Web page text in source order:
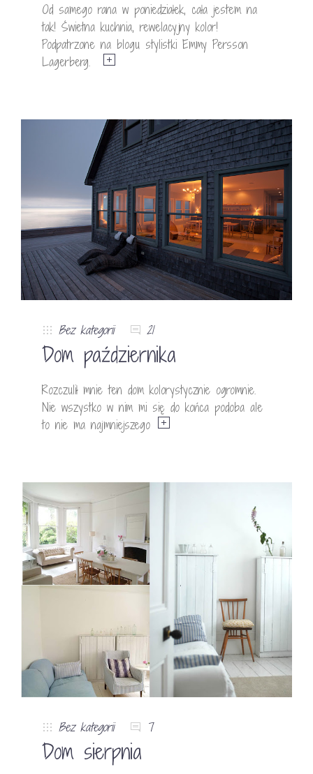
Od samego rana w poniedziałek, cała jestem na
tak! Świetna kuchnia, rewelacyjny kolor!
Podpatrzone na blogu stylistki Emmy Persson
Lagerberg.
Bez kategorii 21
Dom października
Rozczulił mnie ten dom kolorystycznie ogromnie.
Nie wszystko w nim mi się do końca podoba ale
to nie ma najmniejszego
Bez kategorii 7
Dom sierpnia